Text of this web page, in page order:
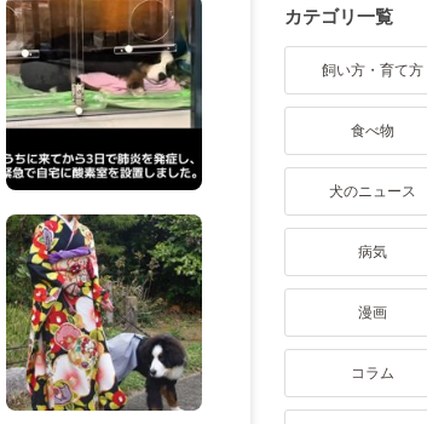
カテゴリ一覧
飼い方・育て方
食べ物
犬のニュース
病気
漫画
コラム